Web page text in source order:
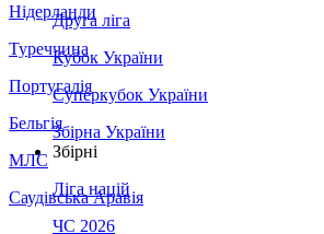
Нідерланди
Туреччина
Португалія
Бельгія
МЛС
Саудівська Аравія
Друга ліга
Кубок України
Суперкубок України
Збірна України
Збірні
Ліга націй
ЧС 2026